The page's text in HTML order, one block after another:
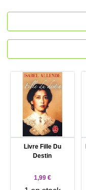
Livre Fille Du
Destin
1,99 €